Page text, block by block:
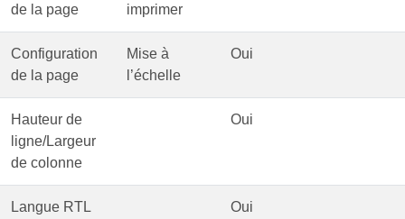
de la page
imprimer
Configuration
de la page
Mise à
l’échelle
Oui
Hauteur de
ligne/Largeur
de colonne
Oui
Langue RTL
Oui